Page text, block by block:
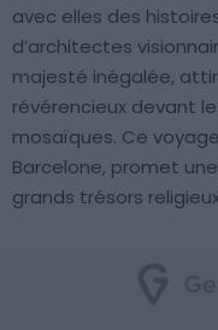
avec elles des
d’architectes
majesté inégalée,
révérencieux devant
mosaïques. Ce
Barcelone, promet
grands trésors